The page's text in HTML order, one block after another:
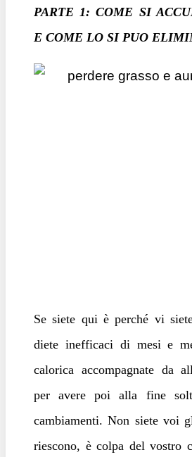
PARTE 1: COME SI
E COME LO SI PUO
Se siete qui è perché vi
diete inefficaci di mesi e
calorica accompagnate da
per avere poi alla fine
cambiamenti. Non siete voi
riescono, è colpa del vostro